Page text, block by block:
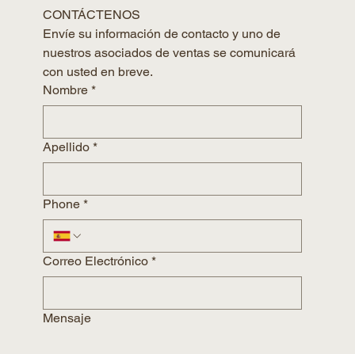
CONTÁCTENOS
Envíe su información de contacto y uno de
nuestros asociados de ventas se comunicará
con usted en breve.
Nombre *
Apellido *
Phone *
Correo Electrónico *
Mensaje